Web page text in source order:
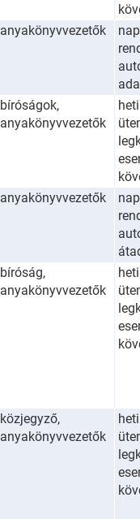
anyakönyvvezetők
bíróságok,
anyakönyvvezetők
heti
anyakönyvvezetők
bíróság,
anyakönyvvezetők
heti
közjegyző,
anyakönyvvezetők
heti